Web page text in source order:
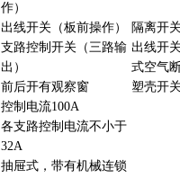
作）
出线开关（板前操作）
支路控制开关（三路输
出）
前后开有观察窗
控制电流100A
各支路控制电流不小于
32A
隔离开
出线开
式空气
塑壳开
抽屉式，带有机械连锁